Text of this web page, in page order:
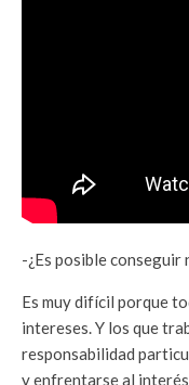
-¿Es posible conseguir
Es muy difícil porque
intereses. Y los que
responsabilidad
y enfrentarse al